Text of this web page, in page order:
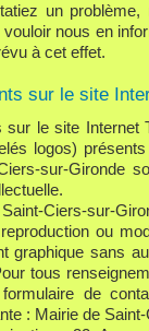
un problème,
nous en
à cet effet.
sur le site
logos)
sur-Gironde
Ciers-sur-
ou
graphique sans
tous
de
: Mairie de